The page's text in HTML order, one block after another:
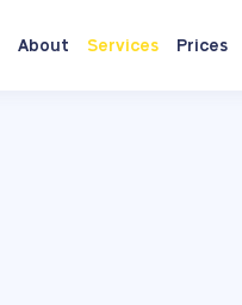
About Services Prices